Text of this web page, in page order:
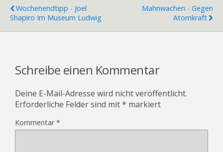
Wochenendtipp - Joel
Shapiro Im Museum Ludwig
Mahnwachen - Gegen
Atomkraft
Schreibe einen Kommentar
Deine E-Mail-Adresse wird nicht veröffentlicht.
Erforderliche Felder sind mit* markiert
Kommentar*